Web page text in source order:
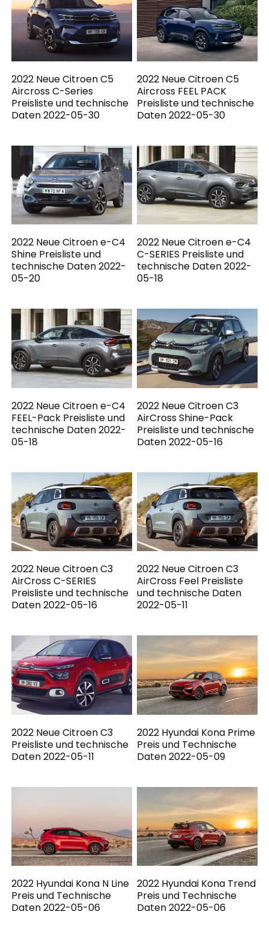
2022 Neue Citroen C5
Aircross C-Series
Preisliste und technische
Daten 2022-05-30
2022 Neue Citroen C5
Aircross FEEL PACK
Preisliste und technische
Daten 2022-05-30
2022 Neue Citroen e-C4
Shine Preisliste und
technische Daten 2022-
05-20
2022 Neue Citroen e-C4
C-SERIES Preisliste und
technische Daten 2022-
05-18
2022 Neue Citroen e-C4
FEEL-Pack Preisliste und
technische Daten 2022-
05-18
2022 Neue Citroen C3
AirCross Shine-Pack
Preisliste und technische
Daten 2022-05-16
2022 Neue Citroen C3
AirCross C-SERIES
Preisliste und technische
Daten 2022-05-16
2022 Neue Citroen C3
AirCross Feel Preisliste
und technische Daten
2022-05-11
2022 Neue Citroen C3
Preisliste und technische
Daten 2022-05-11
2022 Hyundai Kona Prime
Preis und Technische
Daten 2022-05-09
2022 Hyundai Kona N Line
Preis und Technische
Daten 2022-05-06
2022 Hyundai Kona Trend
Preis und Technische
Daten 2022-05-06